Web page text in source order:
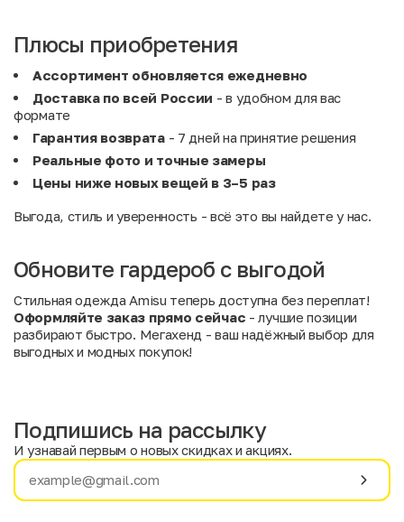
Плюсы приобретения
Ассортимент обновляется ежедневно
Доставка по всей России - в удобном для вас
формате
Гарантия возврата- 7 дней на принятие решения
Реальные фото и точные замеры
Цены ниже новых вещей в 3–5 раз
Выгода, стиль и уверенность - всё это вы найдете у нас.
Обновите гардероб с выгодой
Стильная одежда Amisu теперь доступна без переплат!
Оформляйте заказ прямо сейчас - лучшие позиции
разбирают быстро. Мегахенд - ваш надёжный выбор для
выгодных и модных покупок!
Имя
Подпишись на рассылку
И узнавай первым о новых скидках и акциях.